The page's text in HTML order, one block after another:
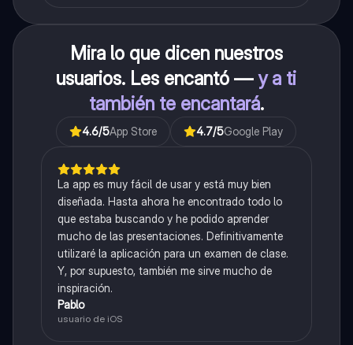
Mira lo que dicen nuestros
usuarios. Les encantó —y a ti
también te encantará.
4.6/5App Store 4.7/5Google Play
La app es muy fácil de usar y está muy bien
diseñada. Hasta ahora he encontrado todo lo
que estaba buscando y he podido aprender
mucho de las presentaciones. Definitivamente
utilizaré la aplicación para un examen de clase.
Y, por supuesto, también me sirve mucho de
inspiración.
Pablo
usuario de iOS